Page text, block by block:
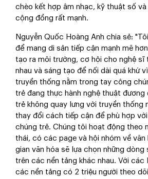
chèo kết hợp âm nhạc, kỹ thuật số
cộng đồng rất mạnh.
Nguyễn Quốc Hoàng Anh chia sẻ:
để mang di sản tiếp cận mạnh mẽ
tạo ra môi trường, cơ hội cho nghệ sĩ
nhau và sáng tạo để nối dài quá khứ
truyền thống nằm trong tay công
trẻ đang thực hành nghệ thuật đương
trẻ không quay lưng với truyền thống
thay đổi cách tiếp cận để phù hợp
chúng trẻ. Chúng tôi hoạt động theo
thái, có các page và hội nhóm về văn
gian văn hóa sẽ lựa chọn những dòng
trên các nền tảng khác nhau. Với
các nền tảng có 2 triệu người theo